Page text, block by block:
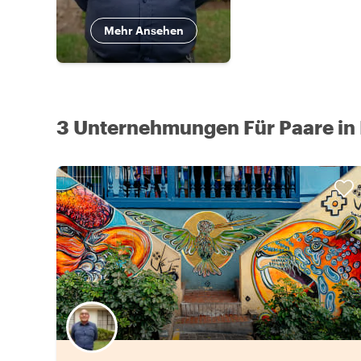
Mehr Ansehen
3 Unternehmungen Für Paare in